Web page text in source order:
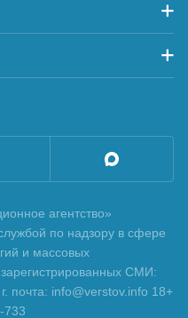
агентство»
по надзору в сфере
и массовых
СМИ:
info@verstov.info 18+
733